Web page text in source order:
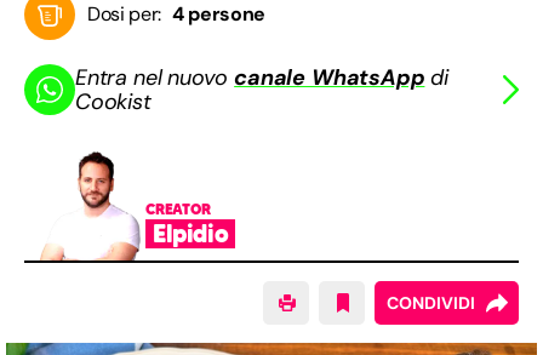
Dosi per: 4 persone
Entra nel nuovocanale WhatsApp di
Cookist
CREATOR
Elpidio
CONDIVIDI